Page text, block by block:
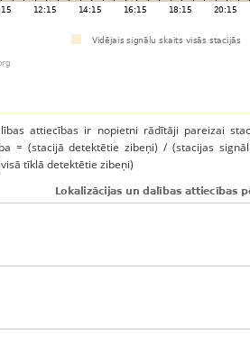
attiecības ir nopietni rādītāji pareizai
= (stacijā detektētie zibeņi) / (stacijas
tīklā detektētie zibeņi)